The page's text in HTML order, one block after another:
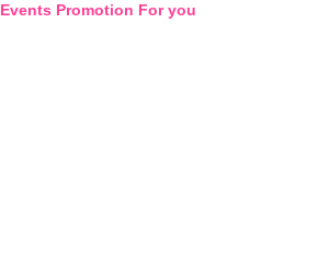
Events Promotion For you